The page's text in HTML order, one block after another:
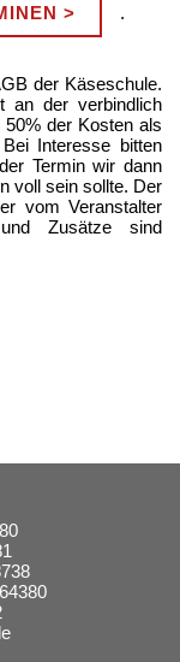
> .
der Käseschule.
an der verbindlich
der Kosten als
Interesse bitten
Termin wir dann
voll sein sollte. Der
vom Veranstalter
Zusätze sind